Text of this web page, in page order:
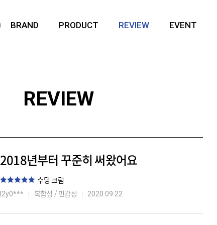
BRAND PRODUCT REVIEW EVENT
REVIEW
2018년부터 꾸준히 써왔어요
수딩 크림
l2y0*** 복합성 / 민감성 2020.09.22